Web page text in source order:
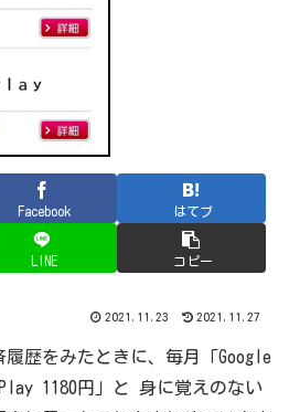
Facebook はてブ
LINE コピー
2021.11.23 2021.11.27
歴をみたときに、毎月「Google
1180円」と 身に覚えのない